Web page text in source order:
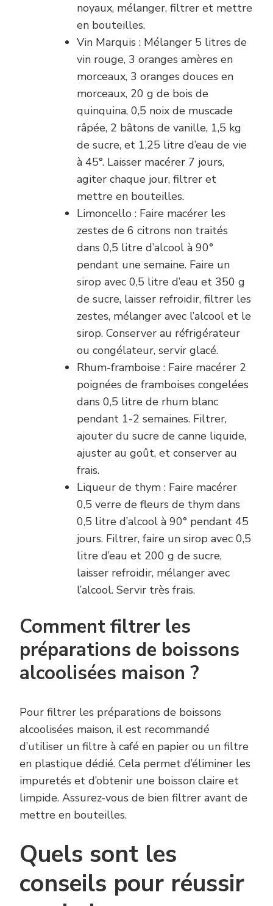
noyaux, mélanger, filtrer et mettre
en bouteilles.
Vin Marquis : Mélanger 5 litres de
vin rouge, 3 oranges amères en
morceaux, 3 oranges douces en
morceaux, 20 g de bois de
quinquina, 0,5 noix de muscade
râpée, 2 bâtons de vanille, 1,5 kg
de sucre, et 1,25 litre d’eau de vie
à 45°. Laisser macérer 7 jours,
agiter chaque jour, filtrer et
mettre en bouteilles.
Limoncello : Faire macérer les
zestes de 6 citrons non traités
dans 0,5 litre d’alcool à 90°
pendant une semaine. Faire un
sirop avec 0,5 litre d’eau et 350 g
de sucre, laisser refroidir, filtrer les
zestes, mélanger avec l’alcool et le
sirop. Conserver au réfrigérateur
ou congélateur, servir glacé.
Rhum-framboise : Faire macérer 2
poignées de framboises congelées
dans 0,5 litre de rhum blanc
pendant 1-2 semaines. Filtrer,
ajouter du sucre de canne liquide,
ajuster au goût, et conserver au
frais.
Liqueur de thym : Faire macérer
0,5 verre de fleurs de thym dans
0,5 litre d’alcool à 90° pendant 45
jours. Filtrer, faire un sirop avec 0,5
litre d’eau et 200 g de sucre,
laisser refroidir, mélanger avec
l’alcool. Servir très frais.
Comment filtrer les
préparations de boissons
alcoolisées maison ?
Pour filtrer les préparations de boissons
alcoolisées maison, il est recommandé
d’utiliser un filtre à café en papier ou un filtre
en plastique dédié. Cela permet d’éliminer les
impuretés et d’obtenir une boisson claire et
limpide. Assurez-vous de bien filtrer avant de
mettre en bouteilles.
Quels sont les
conseils pour réussir